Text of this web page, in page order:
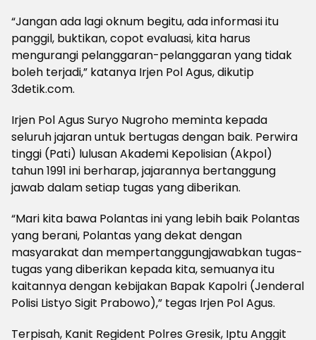
“Jangan ada lagi oknum begitu, ada informasi itu
panggil, buktikan, copot evaluasi, kita harus
mengurangi pelanggaran-pelanggaran yang tidak
boleh terjadi,” katanya Irjen Pol Agus, dikutip
3detik.com.
Irjen Pol Agus Suryo Nugroho meminta kepada
seluruh jajaran untuk bertugas dengan baik. Perwira
tinggi (Pati) lulusan Akademi Kepolisian (Akpol)
tahun 1991 ini berharap, jajarannya bertanggung
jawab dalam setiap tugas yang diberikan.
“Mari kita bawa Polantas ini yang lebih baik Polantas
yang berani, Polantas yang dekat dengan
masyarakat dan mempertanggungjawabkan tugas-
tugas yang diberikan kepada kita, semuanya itu
kaitannya dengan kebijakan Bapak Kapolri (Jenderal
Polisi Listyo Sigit Prabowo),” tegas Irjen Pol Agus.
Terpisah, Kanit Regident Polres Gresik, Iptu Anggit